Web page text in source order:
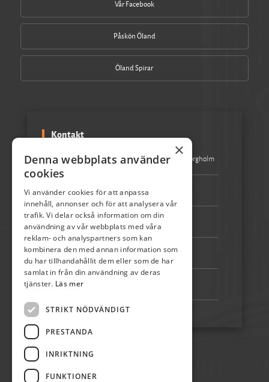
Vår Facebook
Påskön Öland
Öland Spirar
Kontakt
Besöksadress: Turistbyrån Storgatan 1 387 31 Borgholm
Epost: info@skordefest.nu
072-507 80 50
Bankgiro: 5192-4348
Swish: 123 222 02 67
×
Denna webbplats använder
cookies
Vi använder cookies för att anpassa
innehåll, annonser och för att analysera vår
trafik. Vi delar också information om din
användning av vår webbplats med våra
reklam- och analyspartners som kan
kombinera den med annan information som
du har tillhandahållit dem eller som de har
samlat in från din användning av deras
tjänster. Läs mer
STRIKT NÖDVÄNDIGT
PRESTANDA
INRIKTNING
FUNKTIONER